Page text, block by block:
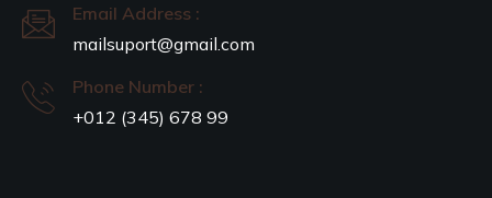
Email Address :
mailsuport@gmail.com
Phone Number :
+012 (345) 678 99